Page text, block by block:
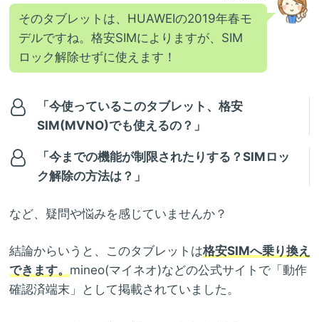
そのタブレットは、HUAWEIの2019年春モ
デルですね。格安SIMによりますが、SIM
ロック解除せずに使えます！
「今使っているこのタブレット、格安
SIM(MVNO)でも使えるの？」
「今までの機能が制限されたりする？SIMロッ
ク解除の方法は？」
など、疑問や悩みを感じていませんか？
結論からいうと、このタブレットは格安SIMへ乗り換え
できます。 mineo(マイネオ)などの公式サイトで「動作
確認済端末」として掲載されていました。